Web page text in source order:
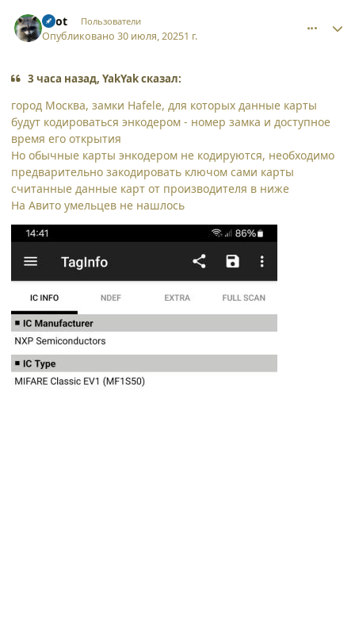
Enot Пользователи
Опубликовано30 июля, 20251 г.
3 часа назад, YakYak сказал:
город Москва, замки Hafele, для которых данные карты
будут кодироваться энкодером - номер замка и доступное
время его открытия
Но обычные карты энкодером не кодируются, необходимо
предварительно закодировать ключом сами карты
считанные данные карт от производителя в ниже
На Авито умельцев не нашлось